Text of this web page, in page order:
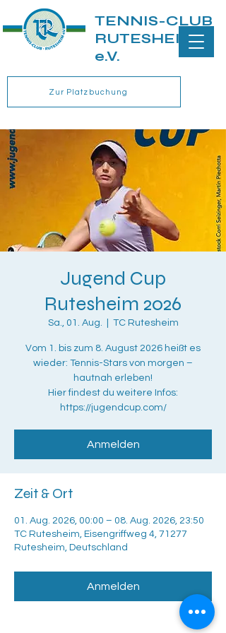
TENNIS-CLUB
RUTESHEIM
e.V.
Zur Platzbuchung
Jugend Cup
Rutesheim 2026
Sa., 01. Aug. TC Rutesheim
Vom 1. bis zum 8. August 2026 heißt es
wieder: Tennis-Stars von morgen –
hautnah erleben!
Hier findest du weitere Infos:
https://jugendcup.com/
Anmelden
Zeit & Ort
01. Aug. 2026, 00:00 – 08. Aug. 2026, 23:50
TC Rutesheim, Eisengriffweg 4, 71277
Rutesheim, Deutschland
Anmelden